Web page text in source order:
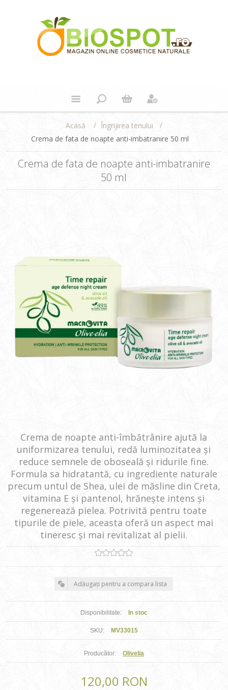
Acasă / Îngrijirea tenului
/
Crema de fata de noapte anti-imbatranire 50 ml
Crema de fata de noapte anti-imbatranire
50 ml
Crema de noapte anti-îmbătrânire ajută la
uniformizarea tenului, redă luminozitatea și
reduce semnele de oboseală și ridurile fine.
Formula sa hidratantă, cu ingrediente naturale
precum untul de Shea, ulei de măsline din Creta,
vitamina E și pantenol, hrănește intens și
regenerează pielea. Potrivită pentru toate
tipurile de piele, aceasta oferă un aspect mai
tineresc și mai revitalizat al pielii.
Adăugați pentru a compara lista
Disponibilitate: In stoc
SKU: MV33015
Producător: Olivelia
120,00 RON